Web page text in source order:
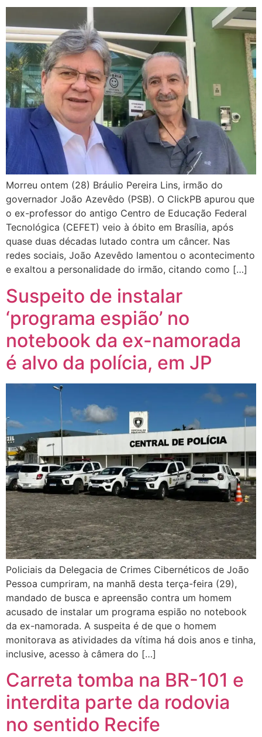
Morreu ontem (28) Bráulio Pereira Lins, irmão do
governador João Azevêdo (PSB). O ClickPB apurou que
o ex-professor do antigo Centro de Educação Federal
Tecnológica (CEFET) veio à óbito em Brasília, após
quase duas décadas lutado contra um câncer. Nas
redes sociais, João Azevêdo lamentou o acontecimento
e exaltou a personalidade do irmão, citando como […]
Suspeito de instalar
‘programa espião’ no
notebook da ex-namorada
é alvo da polícia, em JP
Policiais da Delegacia de Crimes Cibernéticos de João
Pessoa cumpriram, na manhã desta terça-feira (29),
mandado de busca e apreensão contra um homem
acusado de instalar um programa espião no notebook
da ex-namorada. A suspeita é de que o homem
monitorava as atividades da vítima há dois anos e tinha,
inclusive, acesso à câmera do […]
Carreta tomba na BR-101 e
interdita parte da rodovia
no sentido Recife